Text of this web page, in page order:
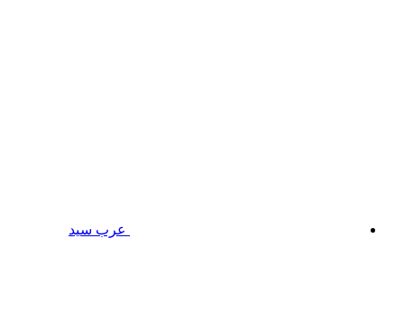
عرب سيد